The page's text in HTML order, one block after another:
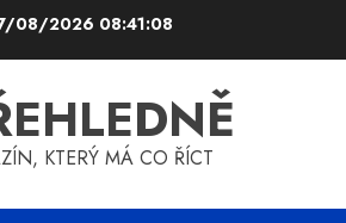
08/2026 08:41:09
KTERÝ MÁ CO ŘÍCT